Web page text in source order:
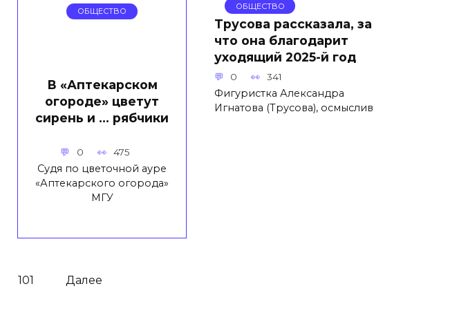
ОБЩЕСТВО
В «Аптекарском
огороде» цветут
сирень и … рябчики
0 475
Судя по цветочной ауре
«Аптекарского огорода»
МГУ
ОБЩЕСТВО
Трусова рассказала, за
что она благодарит
уходящий 2025-й год
0 341
Фигуристка Александра
Игнатова (Трусова), осмыслив
101 Далее